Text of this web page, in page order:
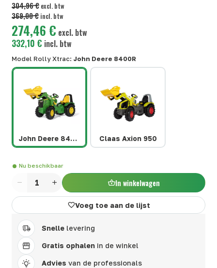
304,96 € excl. btw
369,00 € incl. btw
274,46 € excl. btw
332,10 € incl. btw
Model Rolly Xtrac: John Deere 8400R
John Deere 8400R Claas Axion 950
Nu beschikbaar
Aantal In winkelwagen
Voeg toe aan de lijst
Snelle levering
Gratis ophalen in de winkel
Advies van de professionals